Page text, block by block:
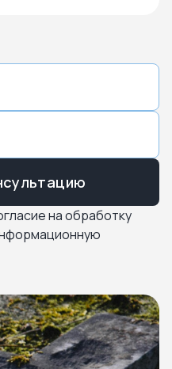
на обработку